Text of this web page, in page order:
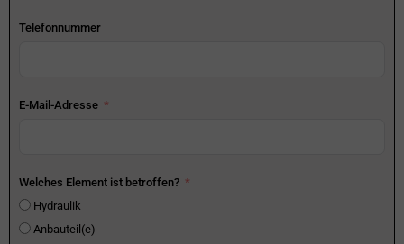
Telefonnummer
E-Mail-Adresse
Welches Element ist betroffen?
Hydraulik
Anbauteil(e)